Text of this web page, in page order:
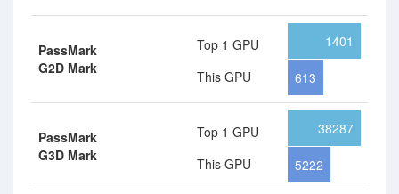
PassMark
G2D Mark
Top 1 GPU
This GPU
1401
613
PassMark
G3D Mark
Top 1 GPU
This GPU
38287
5222